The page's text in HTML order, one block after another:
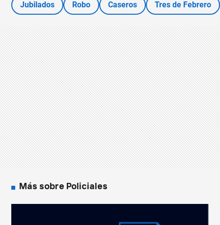
Jubilados Robo Caseros Tres de Febrero
Más sobre Policiales